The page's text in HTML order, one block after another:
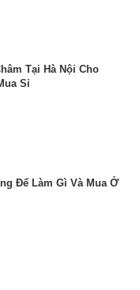
Tại Hà Nội Cho
Sỉ
Để Làm Gì Và Mua Ở